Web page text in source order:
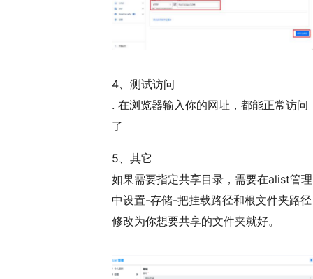
4、测试访问
. 在浏览器输入你的网址，都能正常访问
了
5、其它
如果需要指定共享目录，需要在alist管理
中设置-存储-把挂载路径和根文件夹路径
修改为你想要共享的文件夹就好。